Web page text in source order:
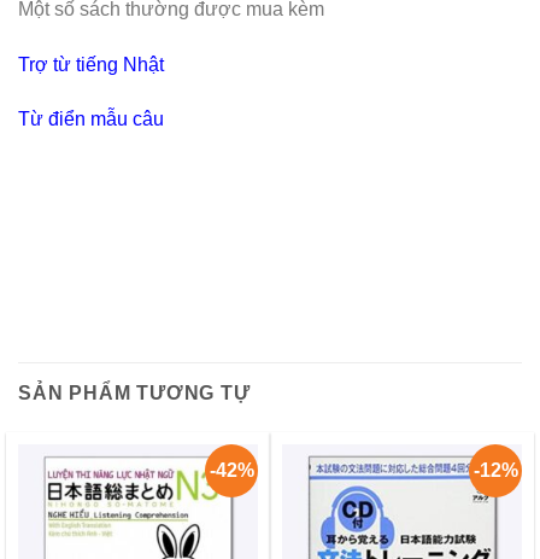
Một số sách thường được mua kèm
Trợ từ tiếng Nhật
Từ điển mẫu câu
SẢN PHẨM TƯƠNG TỰ
-42% -12%